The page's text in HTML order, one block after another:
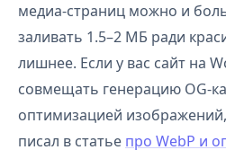
медиа-страниц можно и
заливать 1.5–2 МБ ради
лишнее. Если у вас сайт на
совмещать генерацию OG-
оптимизацией
писал в статье про WebP и